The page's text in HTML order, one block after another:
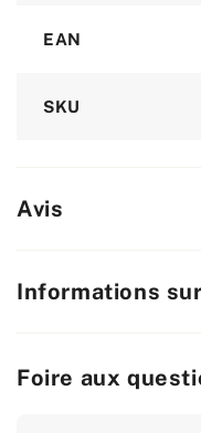
EAN
SKU
Avis
Informations
Foire aux